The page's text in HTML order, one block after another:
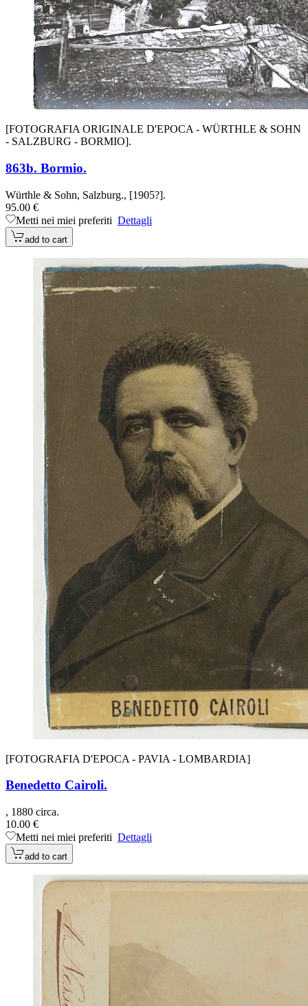
[FOTOGRAFIA ORIGINALE D'EPOCA - WÜRTHLE & SOHN
- SALZBURG - BORMIO].
863b. Bormio.
Würthle & Sohn, Salzburg., [1905?].
95.00 €
Metti nei miei preferiti Dettagli
add to cart
[FOTOGRAFIA D'EPOCA - PAVIA - LOMBARDIA]
Benedetto Cairoli.
, 1880 circa.
10.00 €
Metti nei miei preferiti Dettagli
add to cart